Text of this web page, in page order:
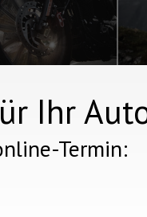
Ihr
Termin: